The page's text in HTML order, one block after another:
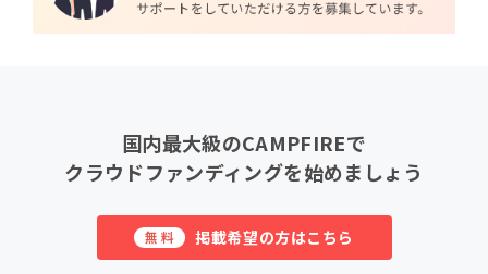
国内最大級のCAMPFIREで
クラウドファンディングを始めましょう
無料 掲載希望の方はこちら